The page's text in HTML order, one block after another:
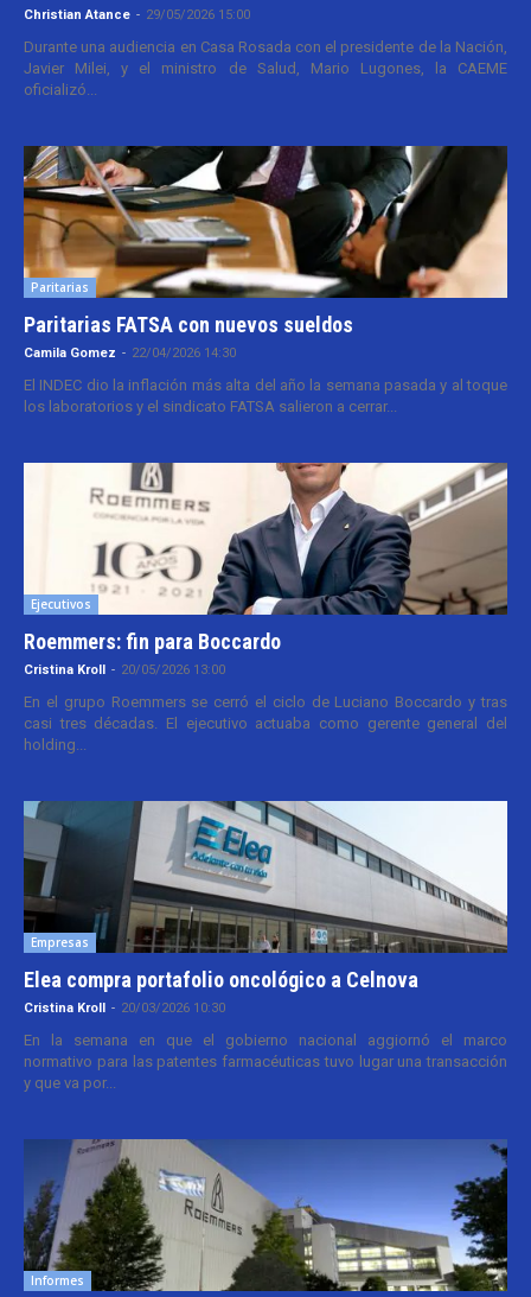
Christian Atance - 29/05/2026 15:00
Durante una audiencia en Casa Rosada con el presidente de la Nación,
Javier Milei, y el ministro de Salud, Mario Lugones, la CAEME
oficializó...
Paritarias
Paritarias FATSA con nuevos sueldos
Camila Gomez - 22/04/2026 14:30
El INDEC dio la inflación más alta del año la semana pasada y al toque
los laboratorios y el sindicato FATSA salieron a cerrar...
Ejecutivos
Roemmers: fin para Boccardo
Cristina Kroll - 20/05/2026 13:00
En el grupo Roemmers se cerró el ciclo de Luciano Boccardo y tras
casi tres décadas. El ejecutivo actuaba como gerente general del
holding...
Empresas
Elea compra portafolio oncológico a Celnova
Cristina Kroll - 20/03/2026 10:30
En la semana en que el gobierno nacional aggiornó el marco
normativo para las patentes farmacéuticas tuvo lugar una transacción
y que va por...
Informes